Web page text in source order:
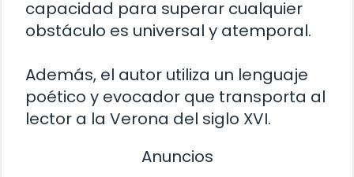
capacidad para superar cualquier
obstáculo es universal y atemporal.
Además, el autor utiliza un lenguaje
poético y evocador que transporta al
lector a la Verona del siglo XVI.
Anuncios